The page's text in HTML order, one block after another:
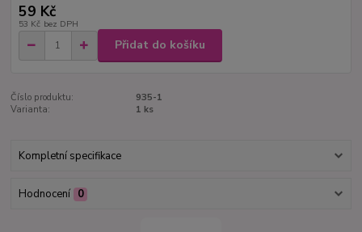
59 Kč
53 Kč bez DPH
Přidat do košíku
Číslo produktu:
935-1
Varianta:
1 ks
Kompletní specifikace
Hodnocení 0